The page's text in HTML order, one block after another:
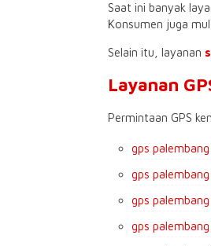
Saat ini banyak
Konsumen juga
Selain itu, layanan
Layanan
Permintaan GPS
gps
gps
gps
gps